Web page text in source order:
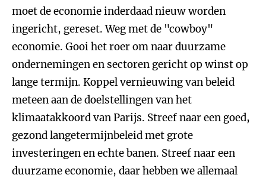
moet de economie inderdaad nieuw worden
ingericht, gereset. Weg met de "cowboy"
economie. Gooi het roer om naar duurzame
ondernemingen en sectoren gericht op winst op
lange termijn. Koppel vernieuwing van beleid
meteen aan de doelstellingen van het
klimaatakkoord van Parijs. Streef naar een goed,
gezond langetermijnbeleid met grote
investeringen en echte banen. Streef naar een
duurzame economie, daar hebben we allemaal